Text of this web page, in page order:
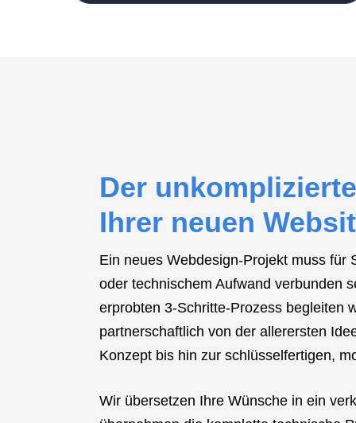
Der
Ihrer neuen
Ein neues Webdesign-Projekt muss für
oder technischem Aufwand verbunden
erprobten 3-Schritte-Prozess begleiten
partnerschaftlich von der allerersten
Konzept bis hin zur schlüsselfertigen,
Wir übersetzen Ihre Wünsche in ein